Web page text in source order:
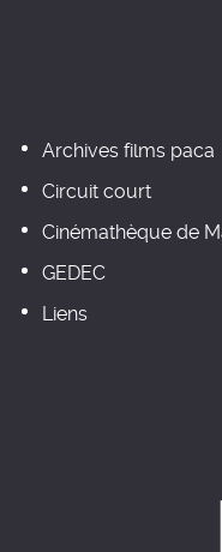
Archives films paca
Circuit court
Cinémathèque de
GEDEC
Liens